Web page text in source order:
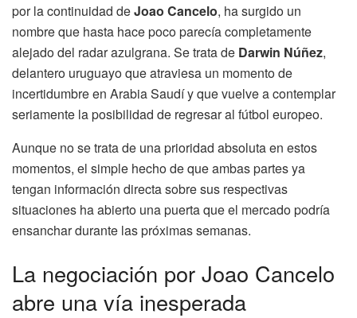
por la continuidad deJoao Cancelo, ha surgido un
nombre que hasta hace poco parecía completamente
alejado del radar azulgrana. Se trata de Darwin Núñez,
delantero uruguayo que atraviesa un momento de
incertidumbre en Arabia Saudí y que vuelve a contemplar
seriamente la posibilidad de regresar al fútbol europeo.
Aunque no se trata de una prioridad absoluta en estos
momentos, el simple hecho de que ambas partes ya
tengan información directa sobre sus respectivas
situaciones ha abierto una puerta que el mercado podría
ensanchar durante las próximas semanas.
La negociación por Joao Cancelo
abre una vía inesperada